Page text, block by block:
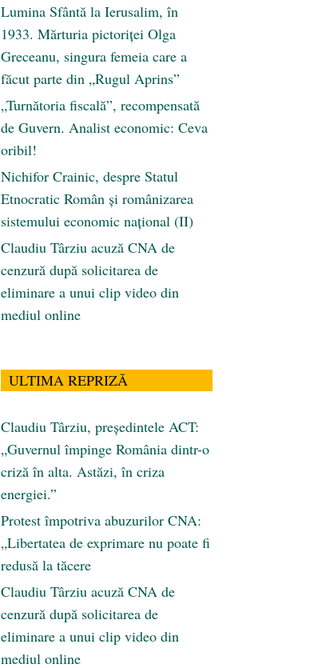
Lumina Sfântă la Ierusalim, în
1933. Mărturia pictoriței Olga
Greceanu, singura femeia care a
făcut parte din „Rugul Aprins”
„Turnătoria fiscală”, recompensată
de Guvern. Analist economic: Ceva
oribil!
Nichifor Crainic, despre Statul
Etnocratic Român şi românizarea
sistemului economic naţional (II)
Claudiu Târziu acuză CNA de
cenzură după solicitarea de
eliminare a unui clip video din
mediul online
ULTIMA REPRIZĂ
Claudiu Târziu, președintele ACT:
„Guvernul împinge România dintr-o
criză în alta. Astăzi, în criza
energiei.”
Protest împotriva abuzurilor CNA:
„Libertatea de exprimare nu poate fi
redusă la tăcere
Claudiu Târziu acuză CNA de
cenzură după solicitarea de
eliminare a unui clip video din
mediul online